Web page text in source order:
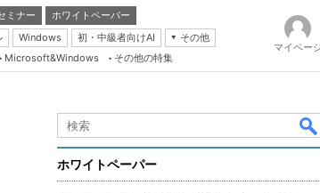
ミナー
ホワイトペーパー
Windows 初・中級者向けAI
その他
Server & Storage
Microsoft&Windows その他の特集
マイペー
ホワイトペーパー